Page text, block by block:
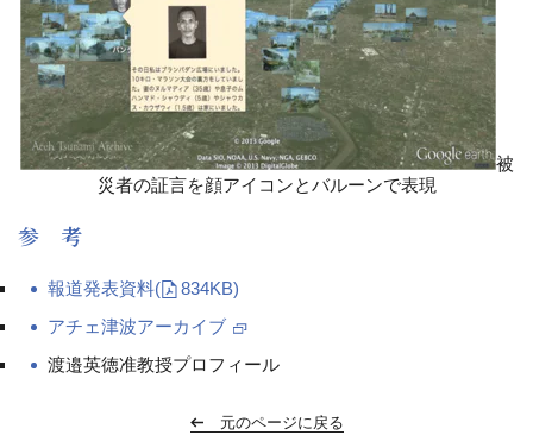
被
災者の証言を顔アイコンとバルーンで表現
参 考
報道発表資料(
834KB)
アチェ津波アーカイブ
渡邉英徳准教授プロフィール
元のページに戻る